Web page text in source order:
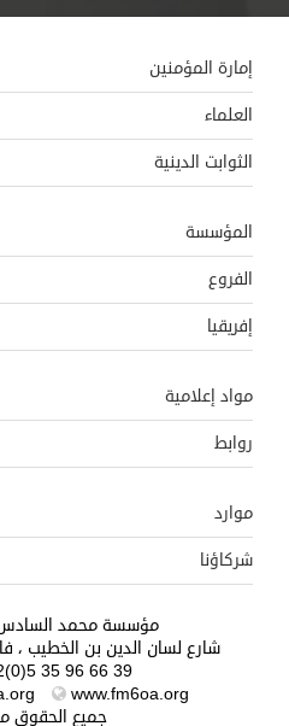
إمارة المؤمنين
العلماء
الثوابت الدينية
المؤسسة
الفروع
إفريقيا
مواد إعلامية
روابط
موارد
شركاؤنا
مؤسسة محمد السادس
شارع لسان الدين بن الخطيب ،
35 96 66 39
www.fm6oa.org
© جميع